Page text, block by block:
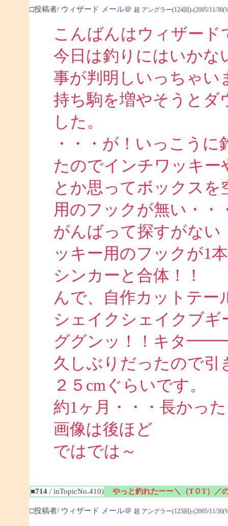
□投稿者/ ウィザード メール＠ 超 アングラー(124回)-(2005/11/
こんばんはウィザード
今日は釣りにはいかな
事が判明しいっちゃい
持ち駒を増やそうとダ
した。
・・・が！いっこう
たのでインチワッキー
とか思ってボックス
用のフックが無い・・
がんばって探すがない
ッキー用のフックが1
シンカーと合体！！
んで、自作カットテー
シェイクシェイクブギ
ググンッ！！キタ
久しぶりだったので引
２５cmぐらいです。
約1ヶ月・・・長かっ
画像は後ほど
ではでは～
■714/ inTopicNo.410) やっと釣れたーー＼（T０T）／
□投稿者/ ウィザード メール＠ 超 アングラー(125回)-(2005/11/